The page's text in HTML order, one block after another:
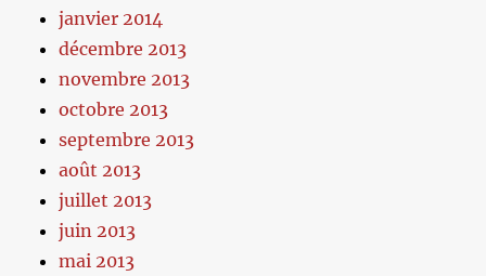
janvier 2014
décembre 2013
novembre 2013
octobre 2013
septembre 2013
août 2013
juillet 2013
juin 2013
mai 2013